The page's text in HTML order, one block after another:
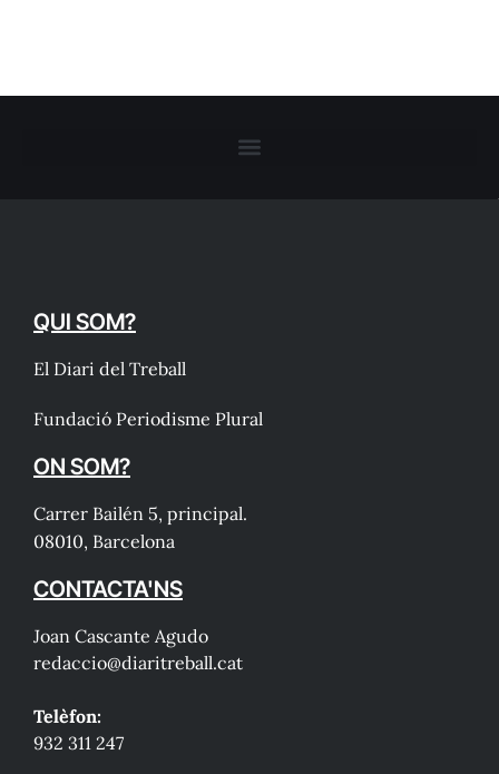
QUI SOM?
El Diari del Treball
Fundació Periodisme Plural
ON SOM?
Carrer Bailén 5, principal.
08010, Barcelona
CONTACTA'NS
Joan Cascante Agudo
redaccio@diaritreball.cat
Telèfon:
932 311 247